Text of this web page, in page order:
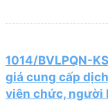
1014/BVLPQN-
giá cung cấp
viên chức, người